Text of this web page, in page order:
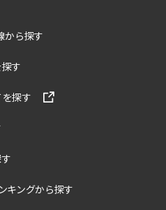
から探す
す
探す
キングから探す